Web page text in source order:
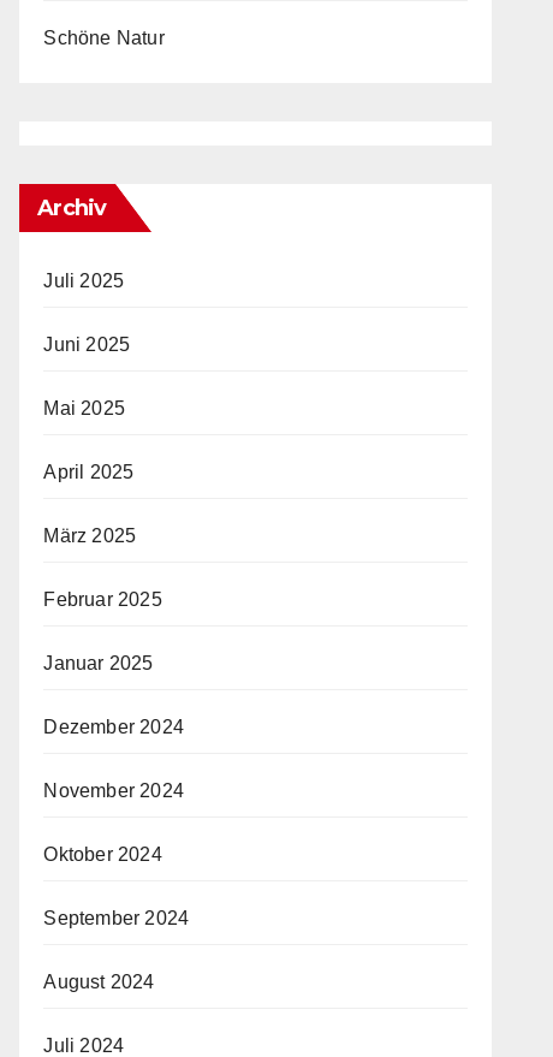
Schöne Natur
Archiv
Juli 2025
Juni 2025
Mai 2025
April 2025
März 2025
Februar 2025
Januar 2025
Dezember 2024
November 2024
Oktober 2024
September 2024
August 2024
Juli 2024